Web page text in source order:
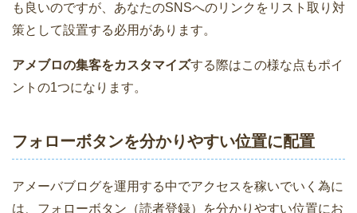
も良いのですが、あなたのSNSへのリンクをリスト取り対
策として設置する必用があります。
アメブロの集客をカスタマイズする際はこの様な点もポイ
ントの1つになります。
フォローボタンを分かりやすい位置に配置
アメーバブログを運用する中でアクセスを稼いでいく為に
は、フォローボタン（読者登録）を分かりやすい位置にお